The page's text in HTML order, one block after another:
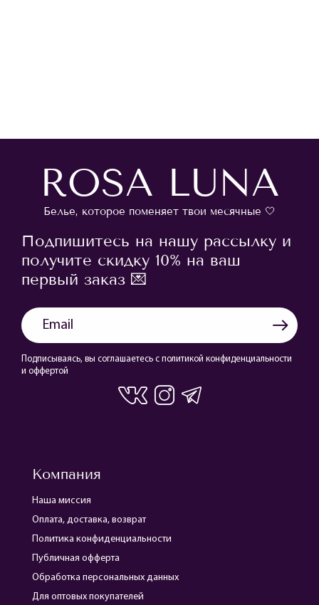
ROSA LUNA
Белье, которое поменяет твои месячные 🤍
Компания
Наша миссия
Оплата, доставка, возврат
Политика конфиденциальности
Публичная офферта
Обработка персональных данных
Для оптовых покупателей
Подпишитесь на нашу рассылку и
получите скидку 10% на ваш
первый заказ 💌
Подписываясь, вы соглашаетесь с политикой конфиденциальности
и оффертой